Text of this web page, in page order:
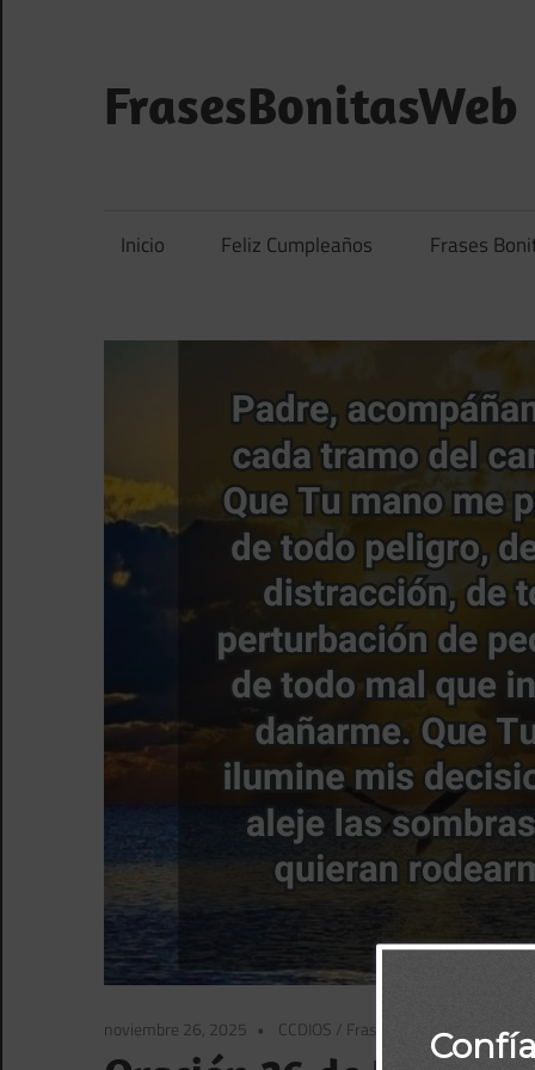
contenido
FrasesBonitasWeb
y
Inicio Feliz Cumpleaños Frases
noviembre 26, 2025 CCDIOS / Frase Diaria BBPorTemas